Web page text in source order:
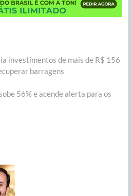
investimentos de mais de R$ 156
barragens
56% e acende alerta para os